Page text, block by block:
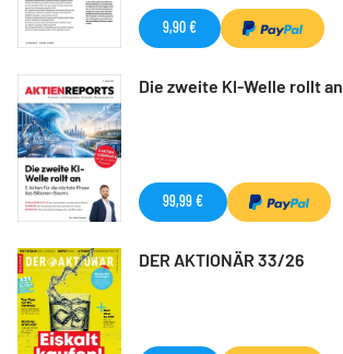
9,90 €
Die zweite KI-Welle rollt an
99,99 €
DER AKTIONÄR 33/26